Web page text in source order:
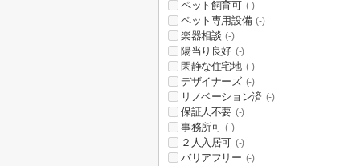
ペット飼育可 (-)
ペット専用設備 (-)
楽器相談 (-)
陽当り良好 (-)
閑静な住宅地 (-)
デザイナーズ (-)
リノベーション済 (-)
保証人不要 (-)
事務所可 (-)
２人入居可 (-)
バリアフリー (-)